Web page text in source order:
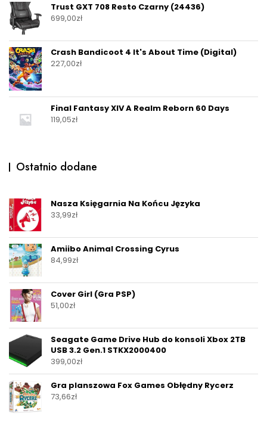
Trust GXT 708 Resto Czarny (24436)
699,00zł
Crash Bandicoot 4 It's About Time (Digital)
227,00zł
Final Fantasy XIV A Realm Reborn 60 Days
119,05zł
Ostatnio dodane
Nasza Księgarnia Na Końcu Języka
33,99zł
Amiibo Animal Crossing Cyrus
84,99zł
Cover Girl (Gra PSP)
51,00zł
Seagate Game Drive Hub do konsoli Xbox 2TB
USB 3.2 Gen.1 STKX2000400
399,00zł
Gra planszowa Fox Games Obłędny Rycerz
73,66zł